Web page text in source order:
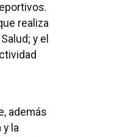
realiza
y el
además
y la